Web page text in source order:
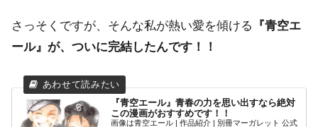
さっそくですが、そんな私が熱い愛を傾ける
『青空エ
ール』が、ついに完結したんです！！
『青空エール』青春の力を思い出すなら絶対
この漫画がおすすめです！！
画像は青空エール | 作品紹介 | 別冊マーガレット 公式